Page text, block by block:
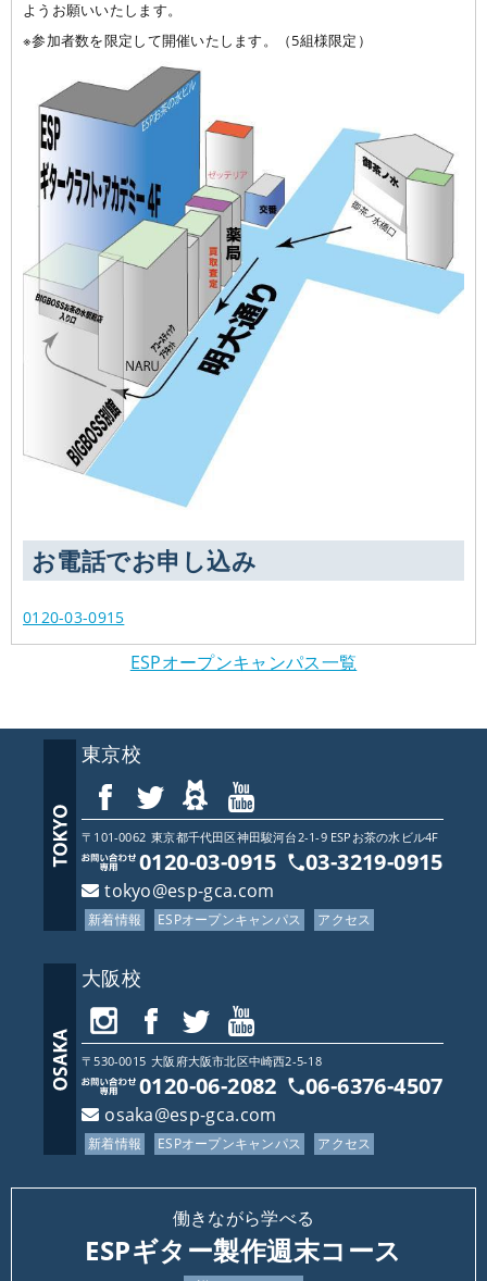
ようお願いいたします。
※参加者数を限定して開催いたします。（5組様限定）
お電話でお申し込み
0120-03-0915
ESPオープンキャンパス一覧
東京校
〒101-0062 東京都千代田区神田駿河台2-1-9 ESPお茶の水ビル4F
0120-03-0915 03-3219-0915
tokyo@esp-gca.com
新着情報 ESPオープンキャンパス アクセス
大阪校
〒530-0015 大阪府大阪市北区中崎西2-5-18
0120-06-2082 06-6376-4507
osaka@esp-gca.com
新着情報 ESPオープンキャンパス アクセス
働きながら学べる
ESPギター製作週末コース